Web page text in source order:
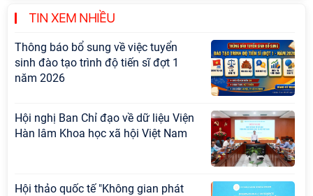
TIN XEM NHIỀU
cấp Bộ
Thông báo bổ sung về việc tuyển
sinh đào tạo trình độ tiến sĩ đợt 1
năm 2026
Hội nghị Ban Chỉ đạo về dữ liệu Viện
Hàn lâm Khoa học xã hội Việt Nam
Hội thảo quốc tế "Không gian phát